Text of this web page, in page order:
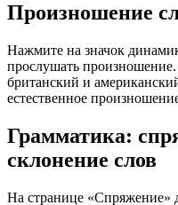
Произношение
Нажмите на значок
прослушать
британский и
естественное
Грамматика:
склонение слов
На странице «Спряжение»